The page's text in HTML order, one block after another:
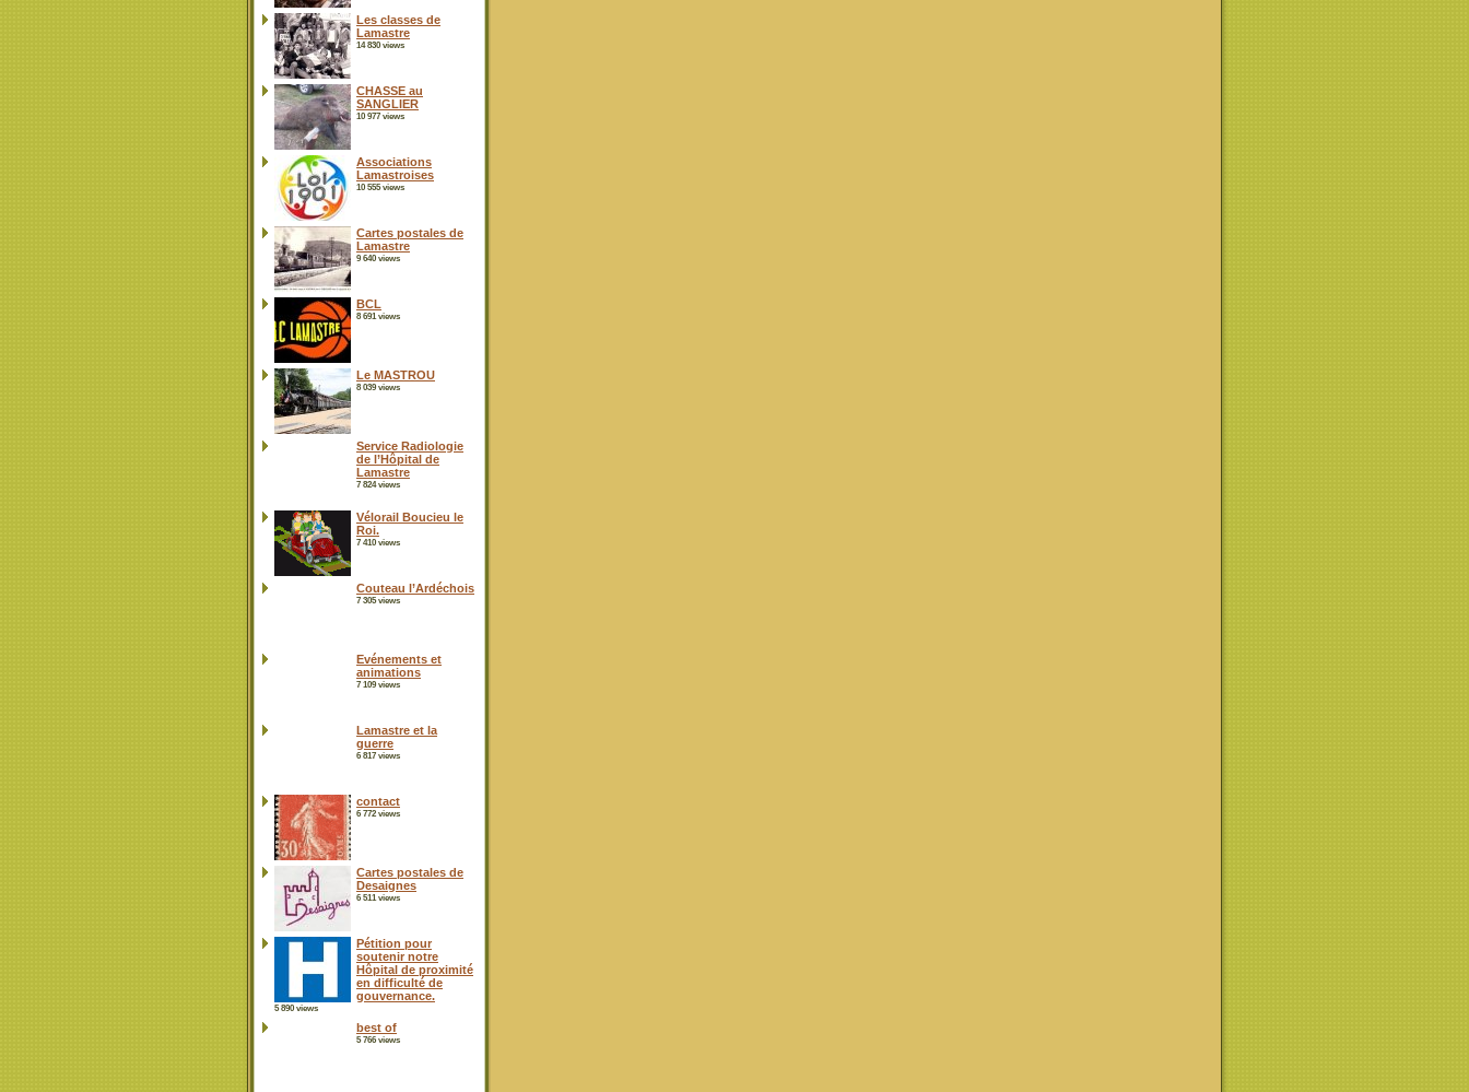
Les classes de
Lamastre
14 830 views
CHASSE au
SANGLIER
10 977 views
Associations
Lamastroises
10 555 views
Cartes postales de
Lamastre
9 640 views
BCL
8 691 views
Le MASTROU
8 039 views
Service Radiologie
de l’Hôpital de
Lamastre
7 824 views
Vélorail Boucieu le
Roi.
7 410 views
Couteau l’Ardéchois
7 305 views
Evénements et
animations
7 109 views
Lamastre et la
guerre
6 817 views
contact
6 772 views
Cartes postales de
Desaignes
6 511 views
Pétition pour
soutenir notre
Hôpital de proximité
en difficulté de
gouvernance.
5 890 views
best of
5 766 views